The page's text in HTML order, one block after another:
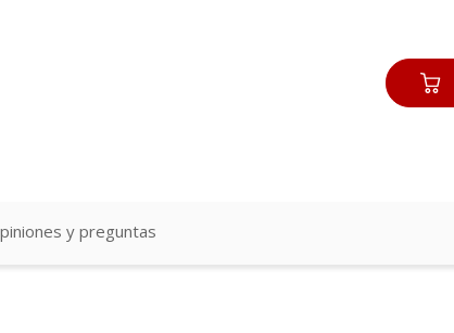
y preguntas